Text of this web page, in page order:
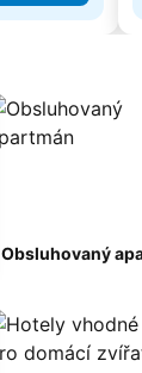
Obsluhovaný